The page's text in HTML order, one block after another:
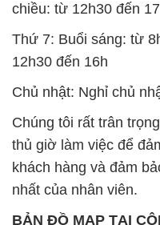
Chất tạo bọt Las P Tico Tank
IBC Bồn Việt Nam